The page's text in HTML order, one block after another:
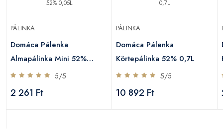
PÁLINKA
Domáca Pálenka
Almapálinka Mini 52%
0,05L
5/5
2 261 Ft
PÁLINKA
Domáca Pálenka
Körtepálinka 52% 0,7L
5/5
10 892 Ft